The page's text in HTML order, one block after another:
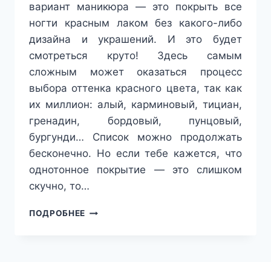
вариант маникюра — это покрыть все
ногти красным лаком без какого-либо
дизайна и украшений. И это будет
смотреться круто! Здесь самым
сложным может оказаться процесс
выбора оттенка красного цвета, так как
их миллион: алый, карминовый, тициан,
гренадин, бордовый, пунцовый,
бургунди… Список можно продолжать
бесконечно. Но если тебе кажется, что
однотонное покрытие — это слишком
скучно, то…
ПОДРОБНЕЕ ОТ